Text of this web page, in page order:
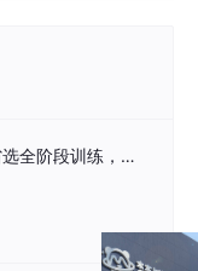
「炼石计划2025」信息学奥赛NOIP+省选全阶段训练，全NOI金牌团队，梦熊联盟主办